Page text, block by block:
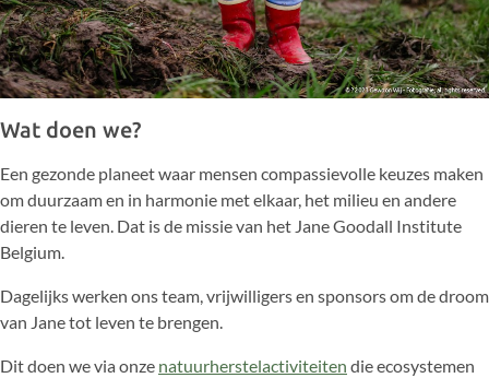
Wat doen we?
Een gezonde planeet waar mensen compassievolle keuzes maken
om duurzaam en in harmonie met elkaar, het milieu en andere
dieren te leven. Dat is de missie van het Jane Goodall Institute
Belgium.
Dagelijks werken ons team, vrijwilligers en sponsors om de droom
van Jane tot leven te brengen.
Dit doen we via onze natuurherstelactiviteiten die ecosystemen